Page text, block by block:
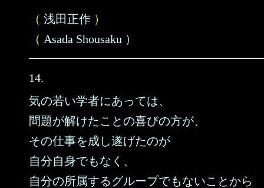
（ 浅田正作 ）
（ Asada Shousaku ）
14.
気の若い学者にあっては、
問題が解けたことの喜びの方が、
その仕事を成し遂げたのが
自分自身でもなく、
自分の所属するグループでもないことから